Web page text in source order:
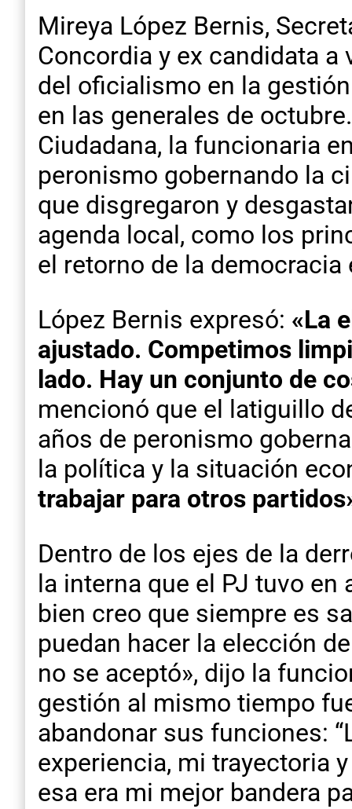
Mireya López Bernis,
Concordia y ex candidata
del oficialismo en la
en las generales de
Ciudadana, la funcionaria
peronismo gobernando la
que disgregaron y
agenda local, como los
el retorno de la democracia
López Bernis expresó: «La
ajustado. Competimos
lado. Hay un conjunto de
mencionó que el latiguillo
años de peronismo
la política y la situación
trabajar para otros
Dentro de los ejes de la
la interna que el PJ tuvo
bien creo que siempre es
puedan hacer la elección
no se aceptó», dijo la
gestión al mismo tiempo
abandonar sus funciones:
experiencia, mi trayectoria
esa era mi mejor bandera